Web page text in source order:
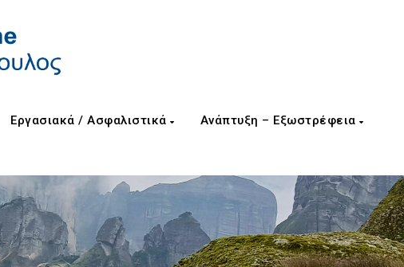
Εργασιακά / Ασφαλιστικά Ανάπτυξη – Εξωστρέφεια